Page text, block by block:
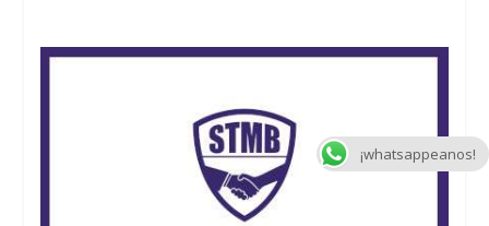
¡whatsappeanos!